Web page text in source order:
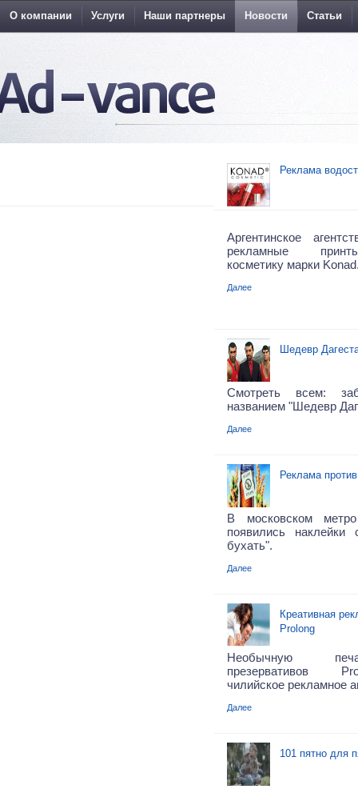
О компании Услуги Наши партнеры Новости Статьи
Реклама
Аргентинское
рекламные
косметику марки
Далее
Шедевр
Смотреть всем:
названием "Шедевр
Далее
Реклама
В московском
появились
бухать".
Далее
Креативная
Prolong
Необычную
презервативов
чилийское рекламное
Далее
101 пятно для